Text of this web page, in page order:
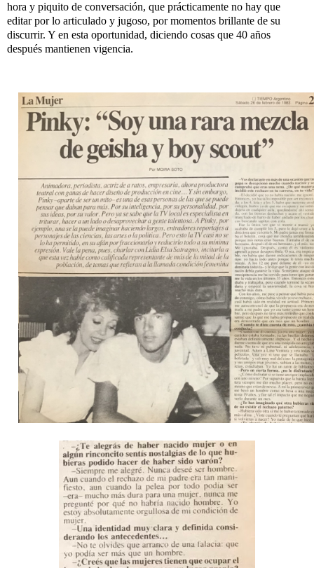
hora y piquito de conversación, que prácticamente no hay que
editar por lo articulado y jugoso, por momentos brillante de su
discurrir. Y en esta oportunidad, diciendo cosas que 40 años
después mantienen vigencia.